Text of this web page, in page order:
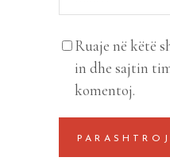
Ruaje në këtë
in dhe sajtin
komentoj.